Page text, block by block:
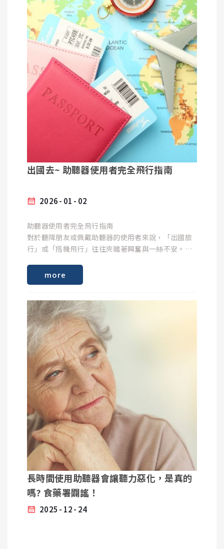
步驟3 :
接下來App將發出測試音，當你有聽到測試音時，持
續按著中間按鈕不放，沒聽到時再放開。
步驟4 :
最後就可以得到聽力檢查結果囉~~
您也可以在App主頁中，查詢到先前的測試結果。
堅持雙耳佩戴： 若雙耳都有問題，務必同時矯正，以
維持平衡的大腦刺激。
聽覺復健訓練： 重新佩戴助聽器後，需要一段時間讓
大腦「重新學習」聽聲音，例如聽廣播、朗讀或進行
專門的聽力訓練。
因為只靠一隻耳朵，大腦需要耗費更多精力去補足聲
音資訊，容易感到疲倦或專注力下降。
單側聽損建議的解決方法
1. 傳統助聽器
聽損耳仍有殘餘聽力，且仍有語詞辨識能力。可嘗試
配戴一般氣導助聽器。可以刺激劣耳神經，維持平衡
以及辨識聲音方向。
耳配戴「發射器」，將聲音傳送到正常耳或是好耳的
音時，能提高語言辨識度。
➤了解更多：Pure CROS 專為單側聽損者設計助聽
器！
3. 骨導助聽器 (BAHA)
藉由手術植入骨導裝置，透過植入式骨傳導助聽器將
外界聲音能量直接傳導到骨頭，經由聽神經再傳到大
腦的聽覺中樞。BAHA骨導助聽器適合外耳或中耳構
造有問題、不適合或無法使用傳統助聽器的聽損者。
單側聽損有助聽器補助嗎?
未領取身心障礙手冊的單側聽損者，只要符合劣耳40
分貝以上且雙耳差距25分貝以上，也能申請「職務再
設計」。將單側聽損者納入職務再設計輔具補助計
畫。
➤了解更多 : 單側聽損-職務再設計補助計畫
您可以先自我評估這三個問題：
環境需求： 您是否常待在會議室、餐廳等多人交談的
環境？
安全考量： 您在戶外是否常發生「找不到聲音來源」
的狀況？
頻道數的主要功能
助聽器的頻道主要負責以下三項任務：
精確補償聽力： 每個人的聽力受損情況不同（例如：
低音聽得到，但高音完全聽不見）。頻道越多，選配
師就越能像「修圖」一樣，只放大你聽不到的頻段，
而不去影響你原本就聽得清楚的聲音。
裡是「背景噪音」（如冷氣運轉聲），而另一個頻道
噪音的同時，依然保有清晰的人聲。
提升舒適度： 當突如其來的尖銳聲（如餐具碰撞聲）
出現時，多頻道的助聽器能迅速偵測該聲音所在的頻
段並即時抑制，避免耳朵感到刺痛。
頻道越多越好嗎？
頻道數越多，助聽器在語音、噪音、回饋等聲音處理
上的效率更佳，不過仍需使用者依據自己的需求，實
際配戴試聽，再選擇適合自己的助聽器。
基礎型助聽器( 4~8頻道)
適用對象/情境 : 安靜的居家環境、一對一聊天
特點 : 基本聲音放大，適合聽力圖平緩的使用者。
02
01
2026
出國去~ 助聽器使用者完全飛行指南
助聽器使用者完全飛行指南
對於聽障朋友或佩戴助聽器的使用者來說，「出國旅
行」或「搭機飛行」往往夾雜著興奮與一絲不安。您
「飛機上的噪音會不會讓耳朵不舒服？」、「如果助
聽器在國外沒電了怎麼辦？」其實，搭飛機時完全可
行前準備 :
1. 隨身攜帶您的助聽器
助聽器極其昂貴且精密，若您使用鋰電池充電式助聽
放進托運行李中。若使用電池式助聽器，別忘了準備
more
24
12
2025
長時間使用助聽器會讓聽力惡化，是真的
嗎? 食藥署闢謠！